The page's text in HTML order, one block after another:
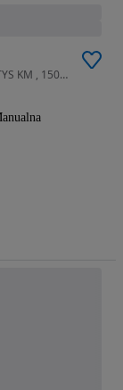
2191 cm3 • 150 KM • 2018 ROK 2.2 Diesel SUV 175TYS KM , 150 KM , OKAZJA Manual